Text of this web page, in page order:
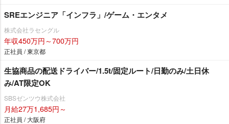
SREエンジニア「インフラ」/ゲーム・エンタメ
株式会社ラセングル
年収450万円～700万円
正社員 / 東京都
生協商品の配送ドライバー/1.5t/固定ルート/日勤のみ/土日休
み/AT限定OK
SBSゼンツウ株式会社
月給27万1,685円～
正社員 / 大阪府